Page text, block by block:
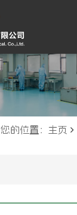
您的位置：主页